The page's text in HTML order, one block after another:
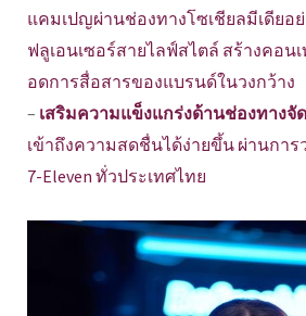
แคมเปญผ่านช่องทางโซเชียลมีเดียอ
ฟลูเอนเซอร์สายไลฟ์สไตล์ สร้างคอน
อดการสื่อสารของแบรนด์ในวงกว้าง
– เสริมความแข็งแกร่งด้านช่องทางจั
เข้าถึงความสดชื่นได้ง่ายขึ้น ผ่านกา
7-Eleven ทั่วประเทศไทย